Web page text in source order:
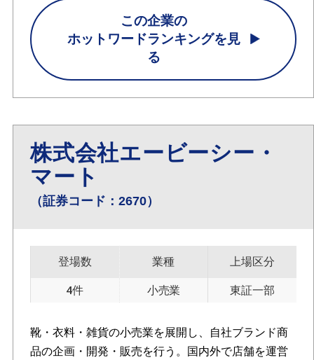
この企業の
ホットワードランキングを見
る
株式会社エービーシー・
マート
（証券コード：2670）
登場数
4件
業種
小売業
上場区分
東証一部
靴・衣料・雑貨の小売業を展開し、自社ブランド商
品の企画・開発・販売を行う。国内外で店舗を運営